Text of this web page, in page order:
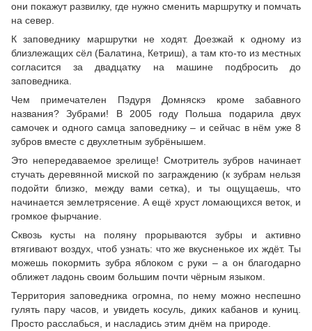
они покажут развилку, где нужно сменить маршрутку и помчать
на север.
К заповеднику маршрутки не ходят. Доезжай к одному из
близлежащих сёл (Балатина, Кетриш), а там кто-то из местных
согласится за двадцатку на машине подбросить до
заповедника.
Чем примечателен Пэдуря Домняскэ кроме забавного
названия? Зубрами! В 2005 году Польша подарила двух
самочек и одного самца заповеднику – и сейчас в нём уже 8
зубров вместе с двухлетным зубрёнышем.
Это непередаваемое зрелище! Смотритель зубров начинает
стучать деревянной миской по заграждению (к зубрам нельзя
подойти близко, между вами сетка), и ты ощущаешь, что
начинается землетрясение. А ещё хруст ломающихся веток, и
громкое фырчание.
Сквозь кусты на поляну прорываются зубры и активно
втягивают воздух, чтоб узнать: что же вкусненькое их ждёт. Ты
можешь покормить зубра яблоком с руки – а он благодарно
оближет ладонь своим большим почти чёрным языком.
Территория заповедника огромна, по нему можно неспешно
гулять пару часов, и увидеть косуль, диких кабанов и куниц.
Просто расслабься, и насладись этим днём на природе.